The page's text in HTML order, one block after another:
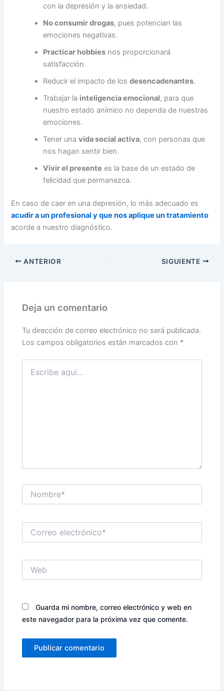
con la depresión y la ansiedad.
No consumir drogas, pues potencian las
emociones negativas.
Practicar hobbies nos proporcionará
satisfacción.
Reducir el impacto de losdesencadenantes.
Trabajar la inteligencia emocional, para que
nuestro estado anímico no dependa de nuestras
emociones.
Tener unavida social activa, con personas que
nos hagan sentir bien.
Vivir el presente es la base de un estado de
felicidad que permanezca.
En caso de caer en una depresión, lo más adecuado es
acudir a un profesional y que nos aplique un tratamiento
acorde a nuestro diagnóstico.
ANTERIOR SIGUIENTE
Deja un comentario
Tu dirección de correo electrónico no será publicada.
Los campos obligatorios están marcados con *
aquí...
electrónico*
Guarda mi nombre, correo electrónico y web en
este navegador para la próxima vez que comente.